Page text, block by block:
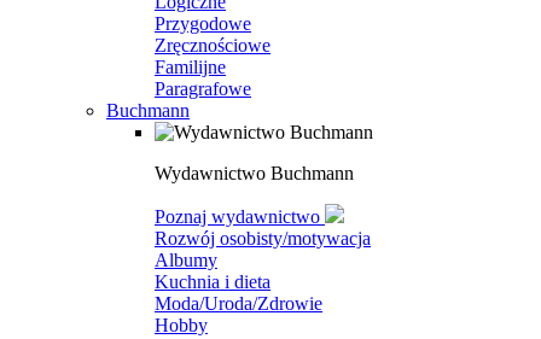
Przygodowe
Zręcznościowe
Familijne
Paragrafowe
Buchmann
Wydawnictwo Buchmann
Poznaj wydawnictwo
Rozwój osobisty/motywacja
Albumy
Kuchnia i dieta
Moda/Uroda/Zdrowie
Hobby